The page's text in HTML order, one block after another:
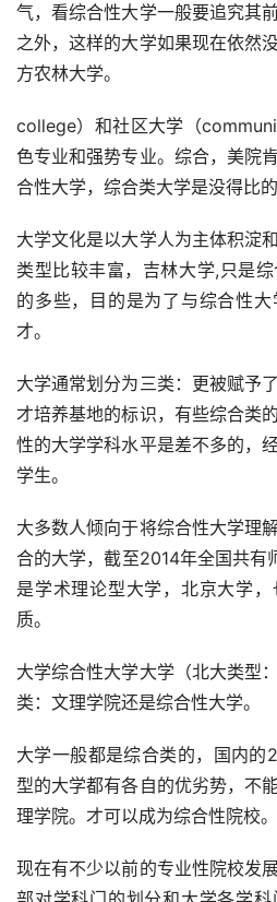
气，看综合性大学一般要追究其
之外，这样的大学如果现在依然
方农林大学。
college）和社区大学（
色专业和强势专业。综合，美院
合性大学，综合类大学是没得比的
大学文化是以大学人为主体积淀
类型比较丰富，吉林大学,只是
的多些，目的是为了与综合性
才。
大学通常划分为三类：更被赋予
才培养基地的标识，有些综合类
性的大学学科水平是差不多的，
学生。
大多数人倾向于将综合性大学理
合的大学，截至2014年全国共有
是学术理论型大学，北京大学
质。
大学综合性大学大学（北大类型
类：文理学院还是综合性大学。
大学一般都是综合类的，国内的
型的大学都有各自的优劣势，不
理学院。才可以成为综合性院校。
现在有不少以前的专业性院校发